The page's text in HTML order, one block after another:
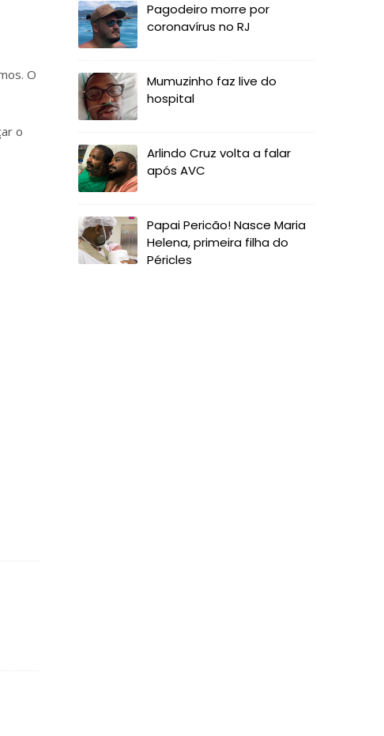
O
o
Pagodeiro morre por
coronavírus no RJ
Mumuzinho faz live do
hospital
Arlindo Cruz volta a falar
após AVC
Papai Pericão! Nasce Maria
Helena, primeira filha do
Péricles